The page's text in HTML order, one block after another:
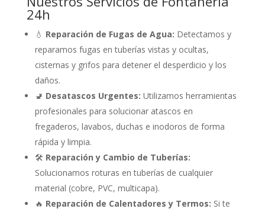
24h
💧 Reparación de Fugas de Agua: Detectamos y
reparamos fugas en tuberías vistas y ocultas,
cisternas y grifos para detener el desperdicio y los
daños.
🚽 Desatascos Urgentes: Utilizamos herramientas
profesionales para solucionar atascos en
fregaderos, lavabos, duchas e inodoros de forma
rápida y limpia.
🛠️ Reparación y Cambio de Tuberías:
Solucionamos roturas en tuberías de cualquier
material (cobre, PVC, multicapa).
🔥 Reparación de Calentadores y Termos: Si te